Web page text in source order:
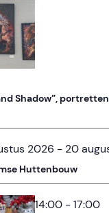
Shadow”,
2026 - 20
Huttenbouw
14:00 -17:00